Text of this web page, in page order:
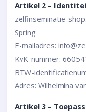
Artikel 2 –
zelfinseminatie-
Spring
E-mailadres:
KvK-nummer:
BTW-
Adres: Wilhelmina
Artikel 3 –